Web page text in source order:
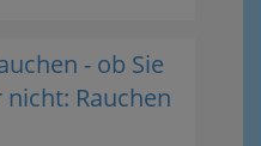
- ob Sie
Rauchen